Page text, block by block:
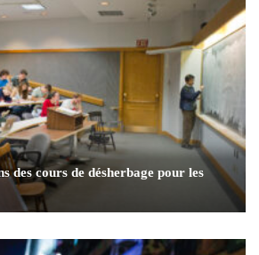
des cours de désherbage pour les